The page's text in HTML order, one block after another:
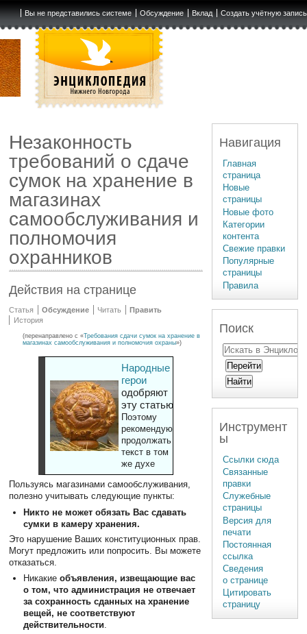
Вы не представились системе Обсуждение Вклад Создать учётную запись
Незаконность
требований о сдаче
сумок на хранение в
магазинах
самообслуживания и
полномочия
охранников
Действия на странице
Статья Обсуждение Читать
Править
История
(перенаправлено с «Требования сдачи сумок на хранение в
магазинах самообслуживания и полномочия охраны»)
Народные
герои
одобряют
эту статью
Поэтому
рекомендуют
продолжать
текст в том
же духе
Пользуясь магазинами самообслуживания,
полезно учитывать следующие пункты:
Никто не может обязать Вас сдавать
сумки в камеру хранения.
Это нарушение Ваших конституционных прав.
Могут предложить или попросить. Вы можете
отказаться.
Никакие объявления, извещающие вас
о том, что администрация не отвечает
за сохранность сданных на хранение
вещей, не соответствуют
действительности.
Навигация
Главная
страница
Новые
страницы
Новые фото
Категории
контента
Свежие правки
Популярные
страницы
Правила
Поиск
Инструмент
ы
Ссылки сюда
Связанные
правки
Служебные
страницы
Версия для
печати
Постоянная
ссылка
Сведения
о странице
Цитировать
страницу